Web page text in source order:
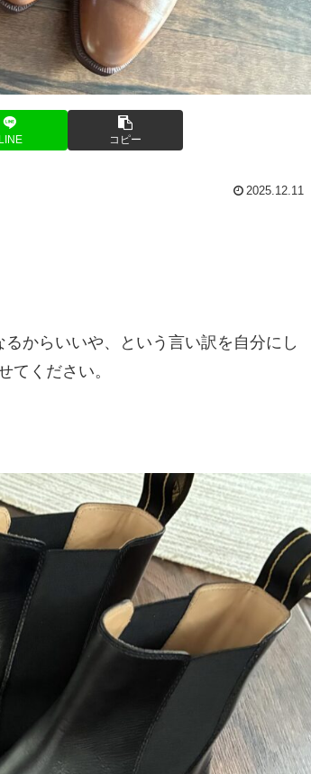
LINE コピー
2025.12.11
からいいや、という言い訳を自分にし
てください。